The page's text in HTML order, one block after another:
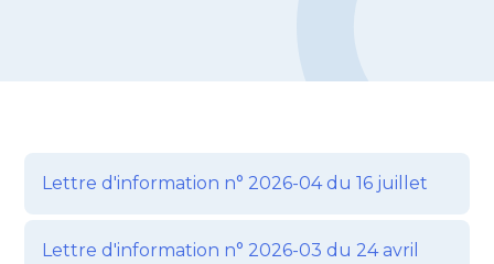
Lettre d'information n° 2026-04 du 16 juillet
Lettre d'information n° 2026-03 du 24 avril